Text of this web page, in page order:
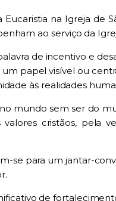
na Igreja de
ao serviço da
de incentivo e
papel visível ou
às realidades
mundo sem ser do
valores cristãos,
se para um jantar-
de